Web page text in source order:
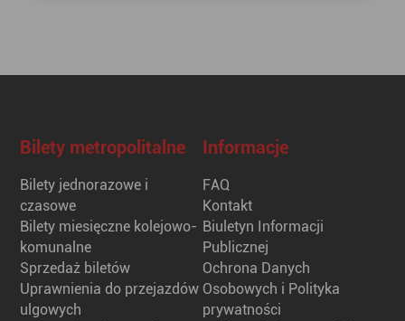
Bilety metropolitalne
Bilety jednorazowe i
czasowe
Bilety miesięczne kolejowo-
komunalne
Sprzedaż biletów
Uprawnienia do przejazdów
ulgowych
Informacje
FAQ
Kontakt
Biuletyn Informacji
Publicznej
Ochrona Danych
Osobowych i Polityka
prywatności